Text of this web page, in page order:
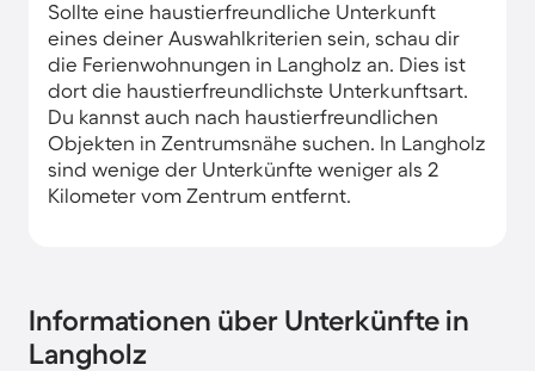
Sollte eine haustierfreundliche Unterkunft
eines deiner Auswahlkriterien sein, schau dir
die Ferienwohnungen in Langholz an. Dies ist
dort die haustierfreundlichste Unterkunftsart.
Du kannst auch nach haustierfreundlichen
Objekten in Zentrumsnähe suchen. In Langholz
sind wenige der Unterkünfte weniger als 2
Kilometer vom Zentrum entfernt.
Informationen über Unterkünfte in
Langholz